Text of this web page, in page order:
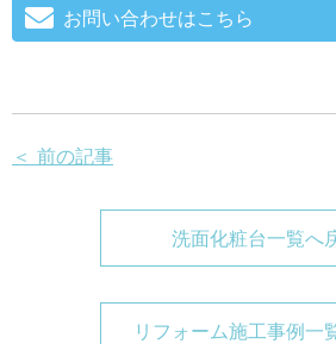
お問い合わせはこちら
＜ 前の記事
洗面化粧台一覧へ
リフォーム施工事例一